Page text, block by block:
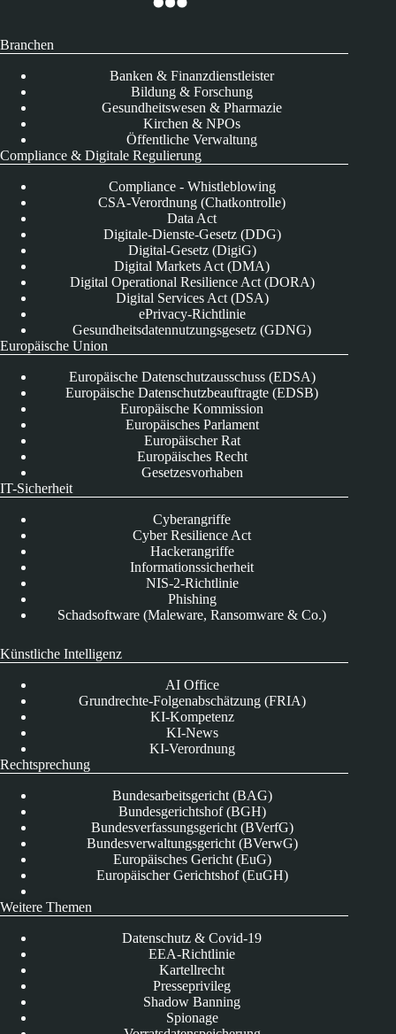
Branchen
Banken & Finanzdienstleister
Bildung & Forschung
Gesundheitswesen & Pharmazie
Kirchen & NPOs
Öffentliche Verwaltung
Compliance & Digitale Regulierung
Compliance - Whistleblowing
CSA-Verordnung (Chatkontrolle)
Data Act
Digitale-Dienste-Gesetz (DDG)
Digital-Gesetz (DigiG)
Digital Markets Act (DMA)
Digital Operational Resilience Act (DORA)
Digital Services Act (DSA)
ePrivacy-Richtlinie
Gesundheitsdatennutzungsgesetz (GDNG)
Europäische Union
Europäische Datenschutzausschuss (EDSA)
Europäische Datenschutzbeauftragte (EDSB)
Europäische Kommission
Europäisches Parlament
Europäischer Rat
Europäisches Recht
Gesetzesvorhaben
IT-Sicherheit
Cyberangriffe
Cyber Resilience Act
Hackerangriffe
Informationssicherheit
NIS-2-Richtlinie
Phishing
Schadsoftware (Maleware, Ransomware & Co.)
Künstliche Intelligenz
AI Office
Grundrechte-Folgenabschätzung (FRIA)
KI-Kompetenz
KI-News
KI-Verordnung
Rechtsprechung
Bundesarbeitsgericht (BAG)
Bundesgerichtshof (BGH)
Bundesverfassungsgericht (BVerfG)
Bundesverwaltungsgericht (BVerwG)
Europäisches Gericht (EuG)
Europäischer Gerichtshof (EuGH)
Weitere Themen
Datenschutz & Covid-19
EEA-Richtlinie
Kartellrecht
Presseprivileg
Shadow Banning
Spionage